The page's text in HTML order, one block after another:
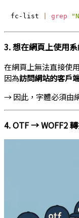
fc-list grep
3. 想在網頁上使用
在網頁上無法直接使
因為訪問網站的客戶
→ 因此，字體必須由
4. OTF → WOFF2 轉